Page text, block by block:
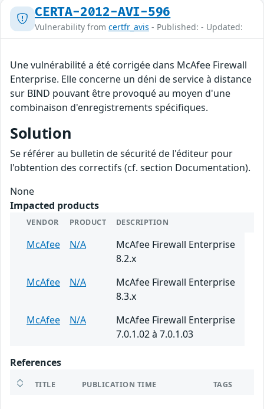
CERTA-2012-AVI-596
Vulnerability from certfr_avis - Published: - Updated:
Une vulnérabilité a été corrigée dans McAfee Firewall
Enterprise. Elle concerne un déni de service à distance
sur BIND pouvant être provoqué au moyen d'une
combinaison d'enregistrements spécifiques.
Solution
Se référer au bulletin de sécurité de l'éditeur pour
l'obtention des correctifs (cf. section Documentation).
None
Impacted products
VENDOR PRODUCT DESCRIPTION
McAfee N/A
McAfee Firewall Enterprise
8.2.x
McAfee
N/A
McAfee Firewall Enterprise
8.3.x
McAfee
N/A
McAfee Firewall Enterprise
7.0.1.02 à 7.0.1.03
References
TITLE PUBLICATION TIME TAGS